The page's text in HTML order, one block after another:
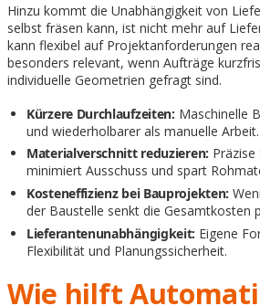
Hinzu kommt die Unabhängigkeit von
selbst fräsen kann, ist nicht mehr auf
kann flexibel auf Projektanforderungen
besonders relevant, wenn Aufträge
individuelle Geometrien gefragt sind.
Kürzere Durchlaufzeiten: Maschinelle
und wiederholbarer als manuelle Arbeit.
Materialverschnitt reduzieren:
minimiert Ausschuss und spart
Kosteneffizienz bei Bauprojekten:
der Baustelle senkt die Gesamtkosten
Lieferantenunabhängigkeit: Eigene
Flexibilität und Planungssicherheit.
Wie hilft